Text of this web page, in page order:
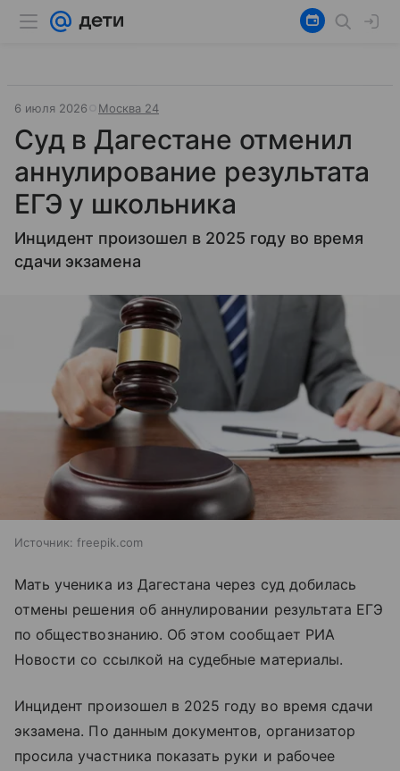
6 июля 2026 Москва 24
Суд в Дагестане отменил
аннулирование результата
ЕГЭ у школьника
Инцидент произошел в 2025 году во время
сдачи экзамена
Источник: freepik.com
Мать ученика из Дагестана через суд добилась
отмены решения об аннулировании результата ЕГЭ
по обществознанию. Об этом сообщает РИА
Новости со ссылкой на судебные материалы.
Инцидент произошел в 2025 году во время сдачи
экзамена. По данным документов, организатор
просила участника показать руки и рабочее